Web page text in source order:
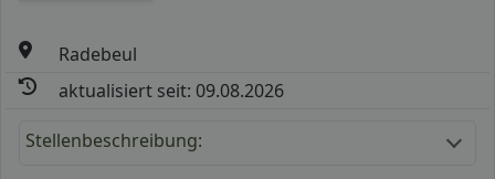
Radebeul
aktualisiert seit: 09.08.2026
Stellenbeschreibung: